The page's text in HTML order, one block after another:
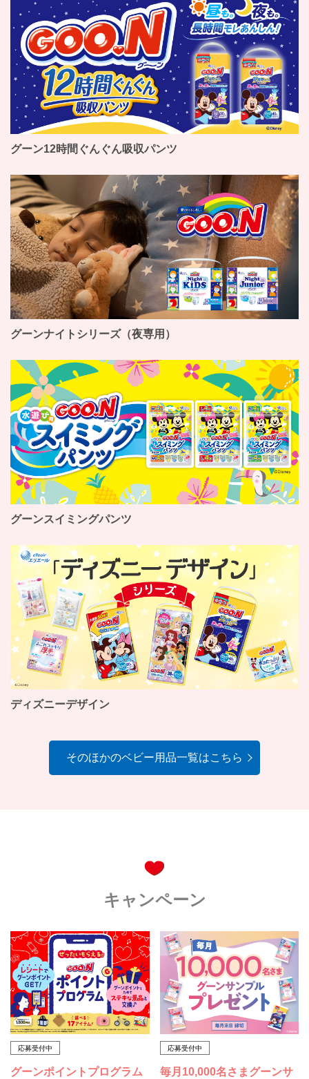
グーン12時間ぐんぐん吸収パンツ
グーンナイトシリーズ（夜専用）
グーンスイミングパンツ
ディズニーデザイン
そのほかのベビー用品一覧はこちら
キャンペーン
応募受付中
グーンポイントプログラム
応募受付中
毎月10,000名さまグーンサ